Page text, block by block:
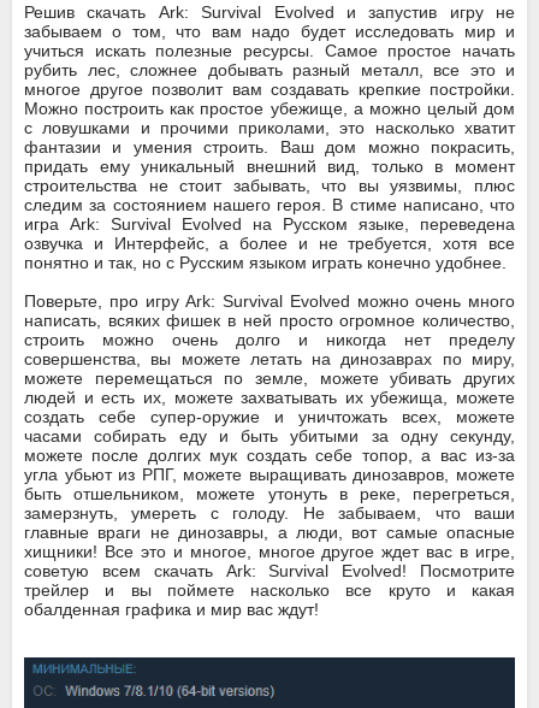
Решив скачать Ark: Survival Evolved и запустив игру не
забываем о том, что вам надо будет исследовать мир и
учиться искать полезные ресурсы. Самое простое начать
рубить лес, сложнее добывать разный металл, все это и
многое другое позволит вам создавать крепкие постройки.
Можно построить как простое убежище, а можно целый дом
с ловушками и прочими приколами, это насколько хватит
фантазии и умения строить. Ваш дом можно покрасить,
придать ему уникальный внешний вид, только в момент
строительства не стоит забывать, что вы уязвимы, плюс
следим за состоянием нашего героя. В стиме написано, что
игра Ark: Survival Evolved на Русском языке, переведена
озвучка и Интерфейс, а более и не требуется, хотя все
понятно и так, но с Русским языком играть конечно удобнее.
Поверьте, про игру Ark: Survival Evolved можно очень много
написать, всяких фишек в ней просто огромное количество,
строить можно очень долго и никогда нет пределу
совершенства, вы можете летать на динозаврах по миру,
можете перемещаться по земле, можете убивать других
людей и есть их, можете захватывать их убежища, можете
создать себе супер-оружие и уничтожать всех, можете
часами собирать еду и быть убитыми за одну секунду,
можете после долгих мук создать себе топор, а вас из-за
угла убьют из РПГ, можете выращивать динозавров, можете
быть отшельником, можете утонуть в реке, перегреться,
замерзнуть, умереть с голоду. Не забываем, что ваши
главные враги не динозавры, а люди, вот самые опасные
хищники! Все это и многое, многое другое ждет вас в игре,
советую всем скачать Ark: Survival Evolved! Посмотрите
трейлер и вы поймете насколько все круто и какая
обалденная графика и мир вас ждут!